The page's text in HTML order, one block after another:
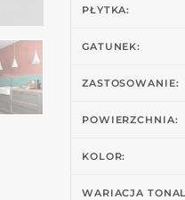
PŁYTKA:
GATUNEK:
ZASTOSOWANIE:
POWIERZCHNIA:
KOLOR:
WARIACJA